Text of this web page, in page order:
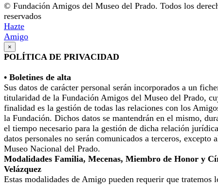
© Fundación Amigos del Museo del Prado. Todos los
reservados
Hazte
Amigo
×
POLÍTICA DE PRIVACIDAD
• Boletines de alta
Sus datos de carácter personal serán incorporados a un
titularidad de la Fundación Amigos del Museo del Prado,
finalidad es la gestión de todas las relaciones con los
la Fundación. Dichos datos se mantendrán en el mismo,
el tiempo necesario para la gestión de dicha relación
datos personales no serán comunicados a terceros, excepto
Museo Nacional del Prado.
Modalidades Familia, Mecenas, Miembro de Honor y
Velázquez
Estas modalidades de Amigo pueden requerir que tratemos